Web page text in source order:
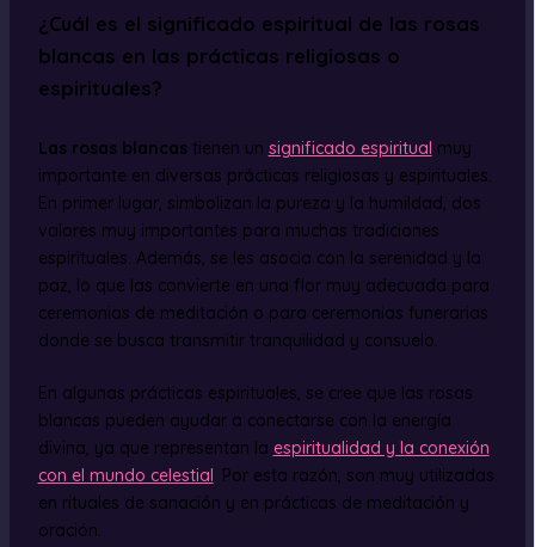
¿Cuál es el significado espiritual de las rosas
blancas en las prácticas religiosas o
espirituales?
Las rosas blancastienen un significado espiritual muy
importante en diversas prácticas religiosas y espirituales.
En primer lugar, simbolizan la pureza y la humildad, dos
valores muy importantes para muchas tradiciones
espirituales. Además, se les asocia con la serenidad y la
paz, lo que las convierte en una flor muy adecuada para
ceremonias de meditación o para ceremonias funerarias
donde se busca transmitir tranquilidad y consuelo.
En algunas prácticas espirituales, se cree que las rosas
blancas pueden ayudar a conectarse con la energía
divina, ya que representan la espiritualidad y la conexión
con el mundo celestial . Por esta razón, son muy utilizadas
en rituales de sanación y en prácticas de meditación y
oración.